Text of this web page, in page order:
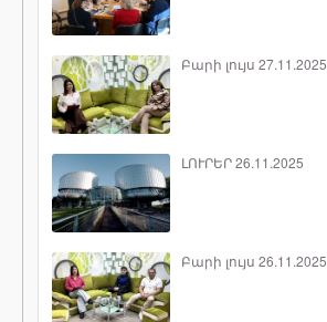
Բարի լույս 27.11.2025
ԼՈՒՐԵՐ 26.11.2025
Բարի լույս 26.11.2025